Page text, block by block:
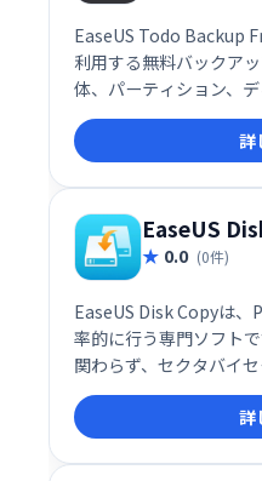
EaseUS Todo Backup
利用する無料バックア
体、パーティション、
ど、様々なバックアッ
テム移行やディスクク
失リスクを軽減します
大切なデータをしっか
詳
EaseUS
0.0 (0件)
EaseUS Disk Copyは、
率的に行う専門ソフト
関わらず、セクタバイ
し、オリジナルと100
安全かつ確実に、大切
行できます。
詳